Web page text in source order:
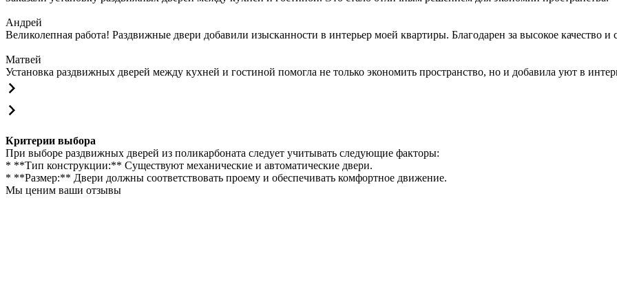
Андрей
Великолепная работа! Раздвижные двери добавили изысканности в интерьер моей квартиры. Благодарен за высокое качество и
Матвей
Установка раздвижных дверей между кухней и гостиной помогла не только экономить пространство, но и добавила уют в
Критерии выбора
При выборе раздвижных дверей из поликарбоната следует учитывать следующие факторы:
* **Тип конструкции:** Существуют механические и автоматические двери.
* **Размер:** Двери должны соответствовать проему и обеспечивать комфортное движение.
Мы ценим ваши отзывы